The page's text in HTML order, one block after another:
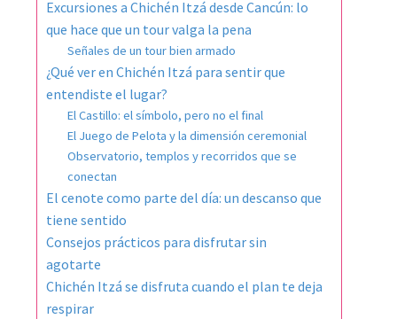
Excursiones a Chichén Itzá desde Cancún: lo
que hace que un tour valga la pena
Señales de un tour bien armado
¿Qué ver en Chichén Itzá para sentir que
entendiste el lugar?
El Castillo: el símbolo, pero no el final
El Juego de Pelota y la dimensión ceremonial
Observatorio, templos y recorridos que se
conectan
El cenote como parte del día: un descanso que
tiene sentido
Consejos prácticos para disfrutar sin
agotarte
Chichén Itzá se disfruta cuando el plan te deja
respirar